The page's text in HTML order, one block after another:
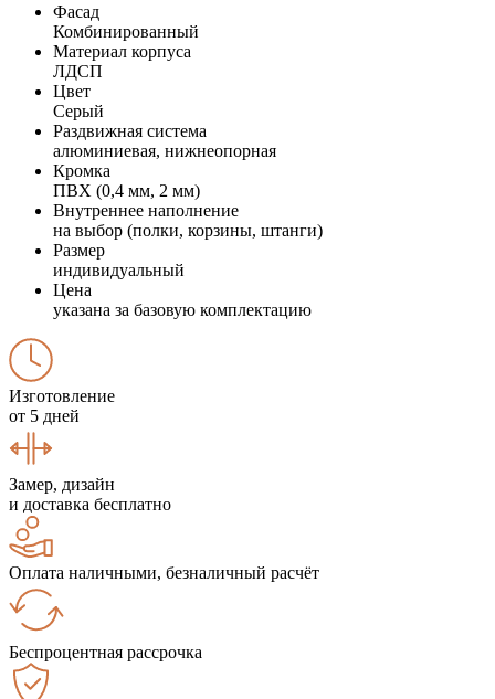
Фасад
Комбинированный
Материал корпуса
ЛДСП
Цвет
Серый
Раздвижная система
алюминиевая, нижнеопорная
Кромка
ПВХ (0,4 мм, 2 мм)
Внутреннее наполнение
на выбор (полки, корзины, штанги)
Размер
индивидуальный
Цена
указана за базовую комплектацию
Изготовление
от 5 дней
Замер, дизайн
и доставка бесплатно
Оплата наличными, безналичный расчёт
Беспроцентная рассрочка